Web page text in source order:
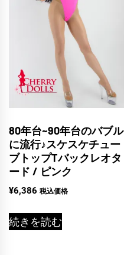
80年台~90年台のバブル
に流行♪スケスケチュー
ブトップTバックレオタ
ード / ピンク
¥6,386 税込価格
続きを読む